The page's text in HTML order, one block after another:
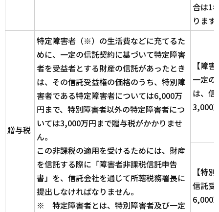
合は1
ります
贈与税
特定障害者（※）の生活費などに充てるた
めに、一定の信託契約に基づいて特定障害
者を受益者とする財産の信託があったとき
は、その信託受益権の価格のうち、特別障
害者である特定障害者については6,000万
円まで、特別障害者以外の特定障害者につ
いては3,000万円まで贈与税がかかりませ
ん。
この非課税の適用を受けるためには、財産
を信託する際に「障害者非課税信託申告
書」を、信託会社を通じて所轄税務署長に
提出しなければなりません。
※ 特定障害者とは、特別障害者及び一定
【障
一定の
は、信
3,000
【特
信託受
6,000